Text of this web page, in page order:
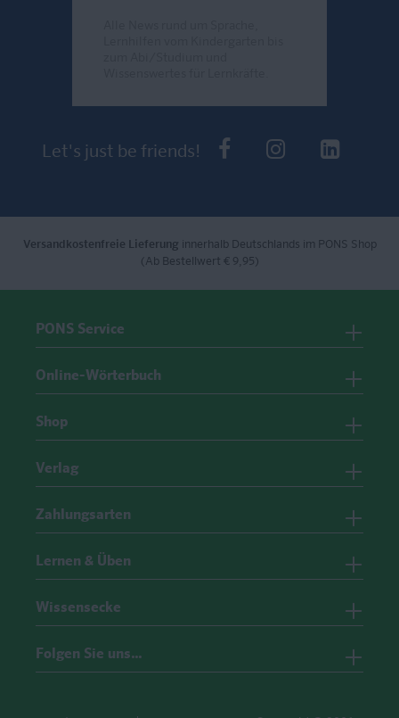
Let's just be friends! PONS beiPONS bei
Versandkostenfreie Lieferung innerhalb Deutschlands im PONS Shop
(Ab Bestellwert € 9,95)
PONS Service
Online-Wörterbuch
Shop
Verlag
Zahlungsarten
Lernen & Üben
Wissensecke
Folgen Sie uns…